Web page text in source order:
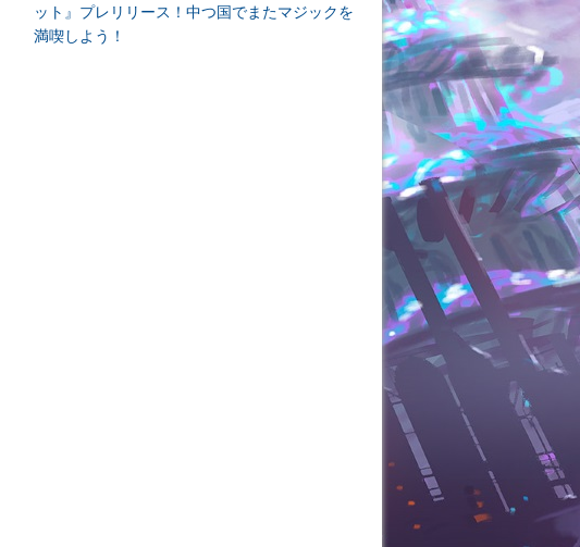
ット』プレリリース！中つ国でまたマジックを
満喫しよう！